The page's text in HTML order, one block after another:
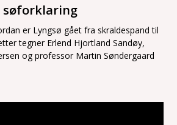
søforklaring
er Lyngsø gået fra skraldespand til
tegner Erlend Hjortland Sandøy,
og professor Martin Søndergaard